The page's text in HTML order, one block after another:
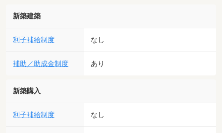
新築建築
利子補給制度 なし
補助／助成金制度 あり
新築購入
利子補給制度 なし